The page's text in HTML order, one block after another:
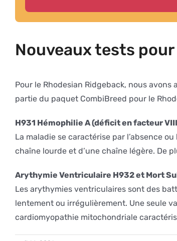
Nouveaux tests
Pour le Rhodesian Ridgeback, nous
partie du paquet CombiBreed pour le
H931 Hémophilie A (déficit en facteur
La maladie se caractérise par l’absence
chaîne lourde et d’une chaîne légère. De
Arythymie Ventriculaire H932 et Mort
Les arythymies ventriculaires sont des
lentement ou irrégulièrement. Une seule
cardiomyopathie mitochondriale